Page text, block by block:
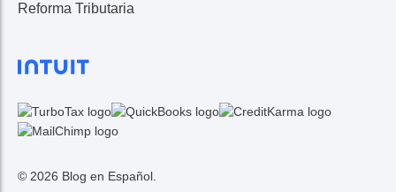
Noticias TurboTax
1099 MISC/K
Gastos
Reforma Tributaria
© 2026 Blog en Español.